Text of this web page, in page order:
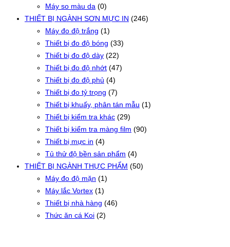
Máy so màu da (0)
THIẾT BỊ NGÀNH SƠN MỰC IN (246)
Máy đo độ trắng (1)
Thiết bị đo độ bóng (33)
Thiết bị đo độ dày (22)
Thiết bị đo độ nhớt (47)
Thiết bị đo độ phủ (4)
Thiết bị đo tỷ trọng (7)
Thiết bị khuấy, phân tán mẫu (1)
Thiết bị kiểm tra khác (29)
Thiết bị kiểm tra màng film (90)
Thiết bị mực in (4)
Tủ thử độ bền sản phẩm (4)
THIẾT BỊ NGÀNH THỰC PHẨM (50)
Máy đo độ mặn (1)
Máy lắc Vortex (1)
Thiết bị nhà hàng (46)
Thức ăn cá Koi (2)